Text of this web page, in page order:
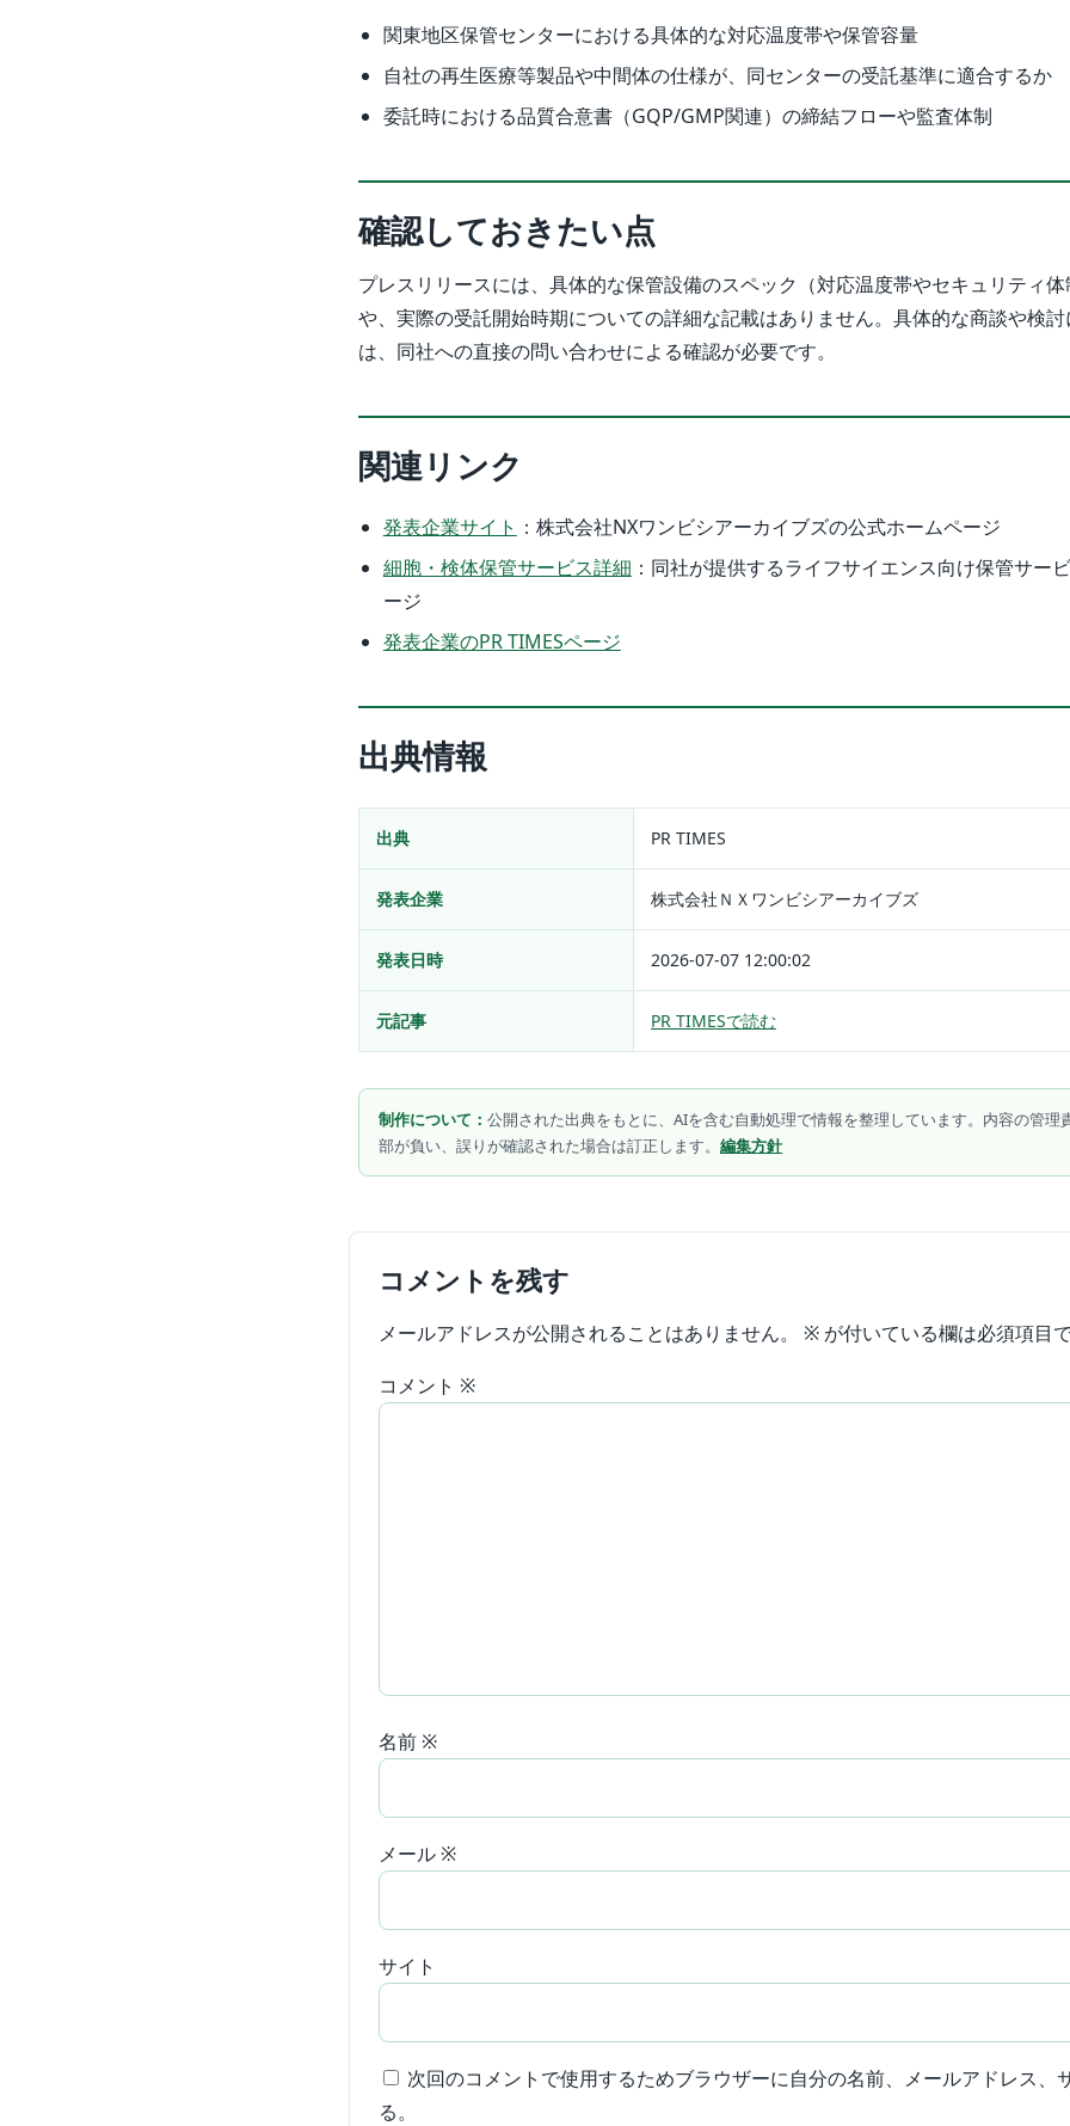
関東地区保管センターにおける具体的な対応温度帯や保管容量
自社の再生医療等製品や中間体の仕様が、同センターの受託基準に適合するか
委託時における品質合意書（GQP/GMP関連）の締結フローや監査体制
確認しておきたい点
プレスリリースには、具体的な保管設備のスペック（対応温度帯やセキュリティ体
や、実際の受託開始時期についての詳細な記載はありません。具体的な商談や検討
は、同社への直接の問い合わせによる確認が必要です。
関連リンク
発表企業サイト ：株式会社NXワンビシアーカイブズの公式ホームページ
細胞・検体保管サービス詳細 ：同社が提供するライフサイエンス向け保管サー
ージ
発表企業のPR TIMESページ
出典情報
出典 PR TIMES
発表企業 株式会社ＮＸワンビシアーカイブズ
発表日時 2026-07-07 12:00:02
元記事 PR TIMESで読む
制作について： 公開された出典をもとに、AIを含む自動処理で情報を整理しています。内容の管理
部が負い、誤りが確認された場合は訂正します。 編集方針
コメントを残す
メールアドレスが公開されることはありません。 ※ が付いている欄は必須項目
コメント ※
名前 ※
メール ※
サイト
次回のコメントで使用するためブラウザーに自分の名前、メールアドレス、
る。